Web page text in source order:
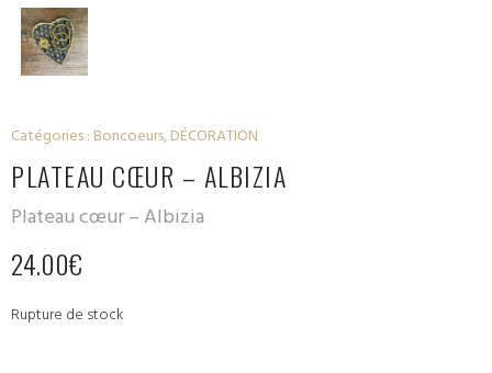
Catégories : Boncoeurs,DÉCORATION
PLATEAU CŒUR – ALBIZIA
Plateau cœur – Albizia
24.00€
Rupture de stock